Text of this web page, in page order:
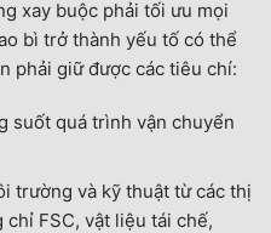
xay buộc phải tối ưu mọi
bì trở thành yếu tố có thể
phải giữ được các tiêu chí:
suốt quá trình vận chuyển
trường và kỹ thuật từ các thị
FSC, vật liệu tái chế,